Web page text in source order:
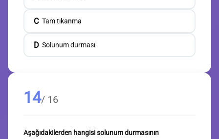
C Tam tıkanma
D Solunum durması
14/ 16
Aşağıdakilerden hangisi solunum durmasının